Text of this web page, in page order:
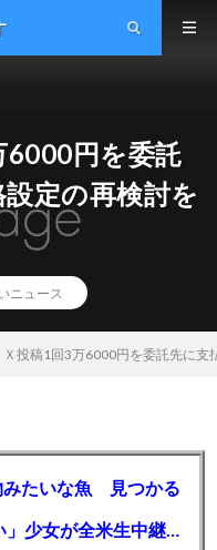
6000円を委託
定の再検討を
ニュース
Ｘ投稿1回3万6000円を委託先に
みたいな魚 見つかる
【MLB】「大谷は謙虚ではない」少女が全米生中継で突然の大谷翔平批判 サイン無視された過去明かす